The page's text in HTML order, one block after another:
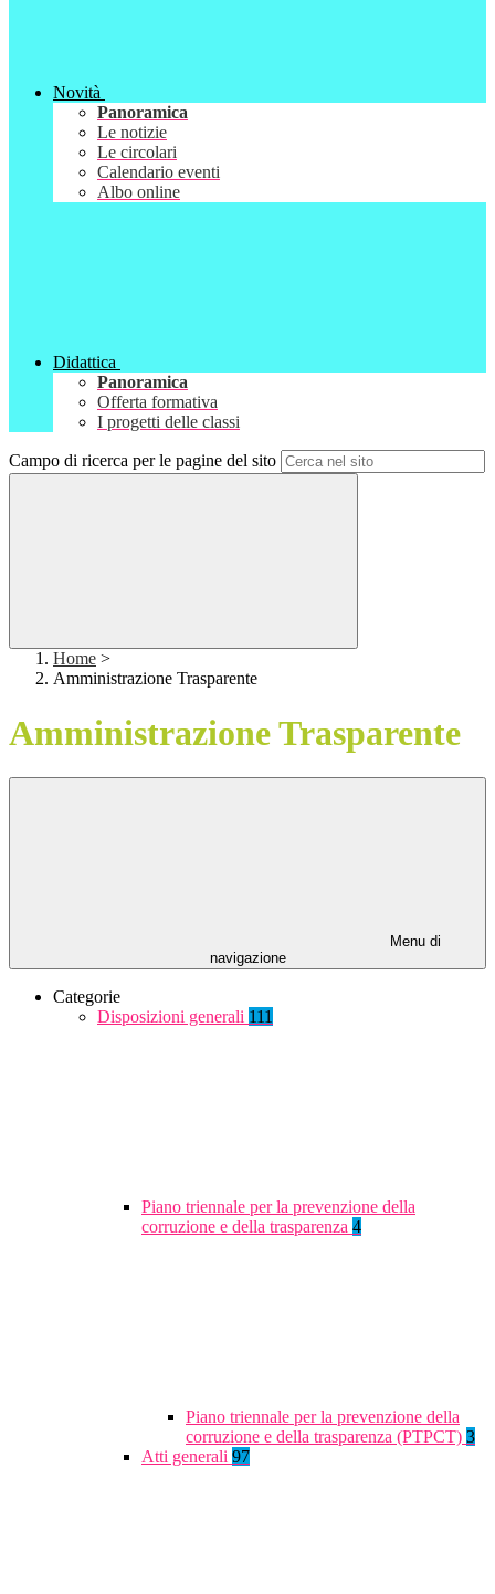
Novità
Panoramica
Le notizie
Le circolari
Calendario eventi
Albo online
Didattica
Panoramica
Offerta formativa
I progetti delle classi
Campo di ricerca per le pagine del sito
Home >
Amministrazione Trasparente
Amministrazione Trasparente
Menu di
navigazione
Categorie
Disposizioni generali 111
Piano triennale per la prevenzione della
corruzione e della trasparenza 4
Piano triennale per la prevenzione della
corruzione e della trasparenza (PTPCT) 3
Atti generali 97